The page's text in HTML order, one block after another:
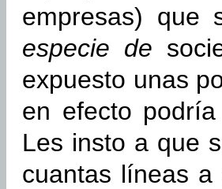
empresas) que
especie de
expuesto unas
en efecto
Les insto a que
cuantas líneas